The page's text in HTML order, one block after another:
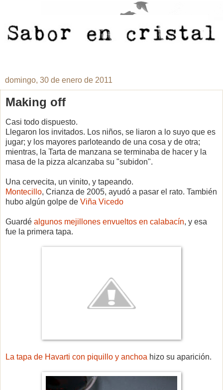
domingo, 30 de enero de 2011
Making off
Casi todo dispuesto.
Llegaron los invitados. Los niños, se liaron a lo suyo que es
jugar; y los mayores parloteando de una cosa y de otra;
mientras, la Tarta de manzana se terminaba de hacer y la
masa de la pizza alcanzaba su "subidon".
Una cervecita, un vinito, y tapeando.
Montecillo, Crianza de 2005, ayudó a pasar el rato. También
hubo algún golpe de Viña Vicedo
Guardé algunos mejillones envueltos en calabacín, y esa
fue la primera tapa.
La tapa de Havarti con piquillo y anchoa hizo su aparición.